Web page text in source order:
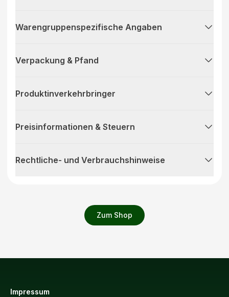
Zum Shop
Warengruppenspezifische Angaben
Verpackung & Pfand
Produktinverkehrbringer
Preisinformationen & Steuern
Rechtliche- und Verbrauchshinweise
Impressum